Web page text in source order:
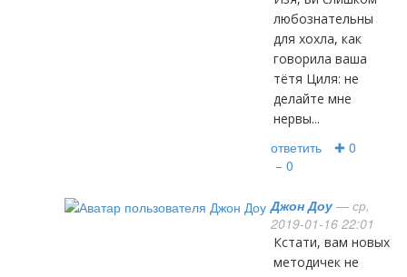
любознательны
для хохла, как
говорила ваша
тётя Циля: не
делайте мне
нервы...
ответить
✚ 0
− 0
Джон Доу — ср,
2019-01-16 22:01
кстати, вам новых
методичек не